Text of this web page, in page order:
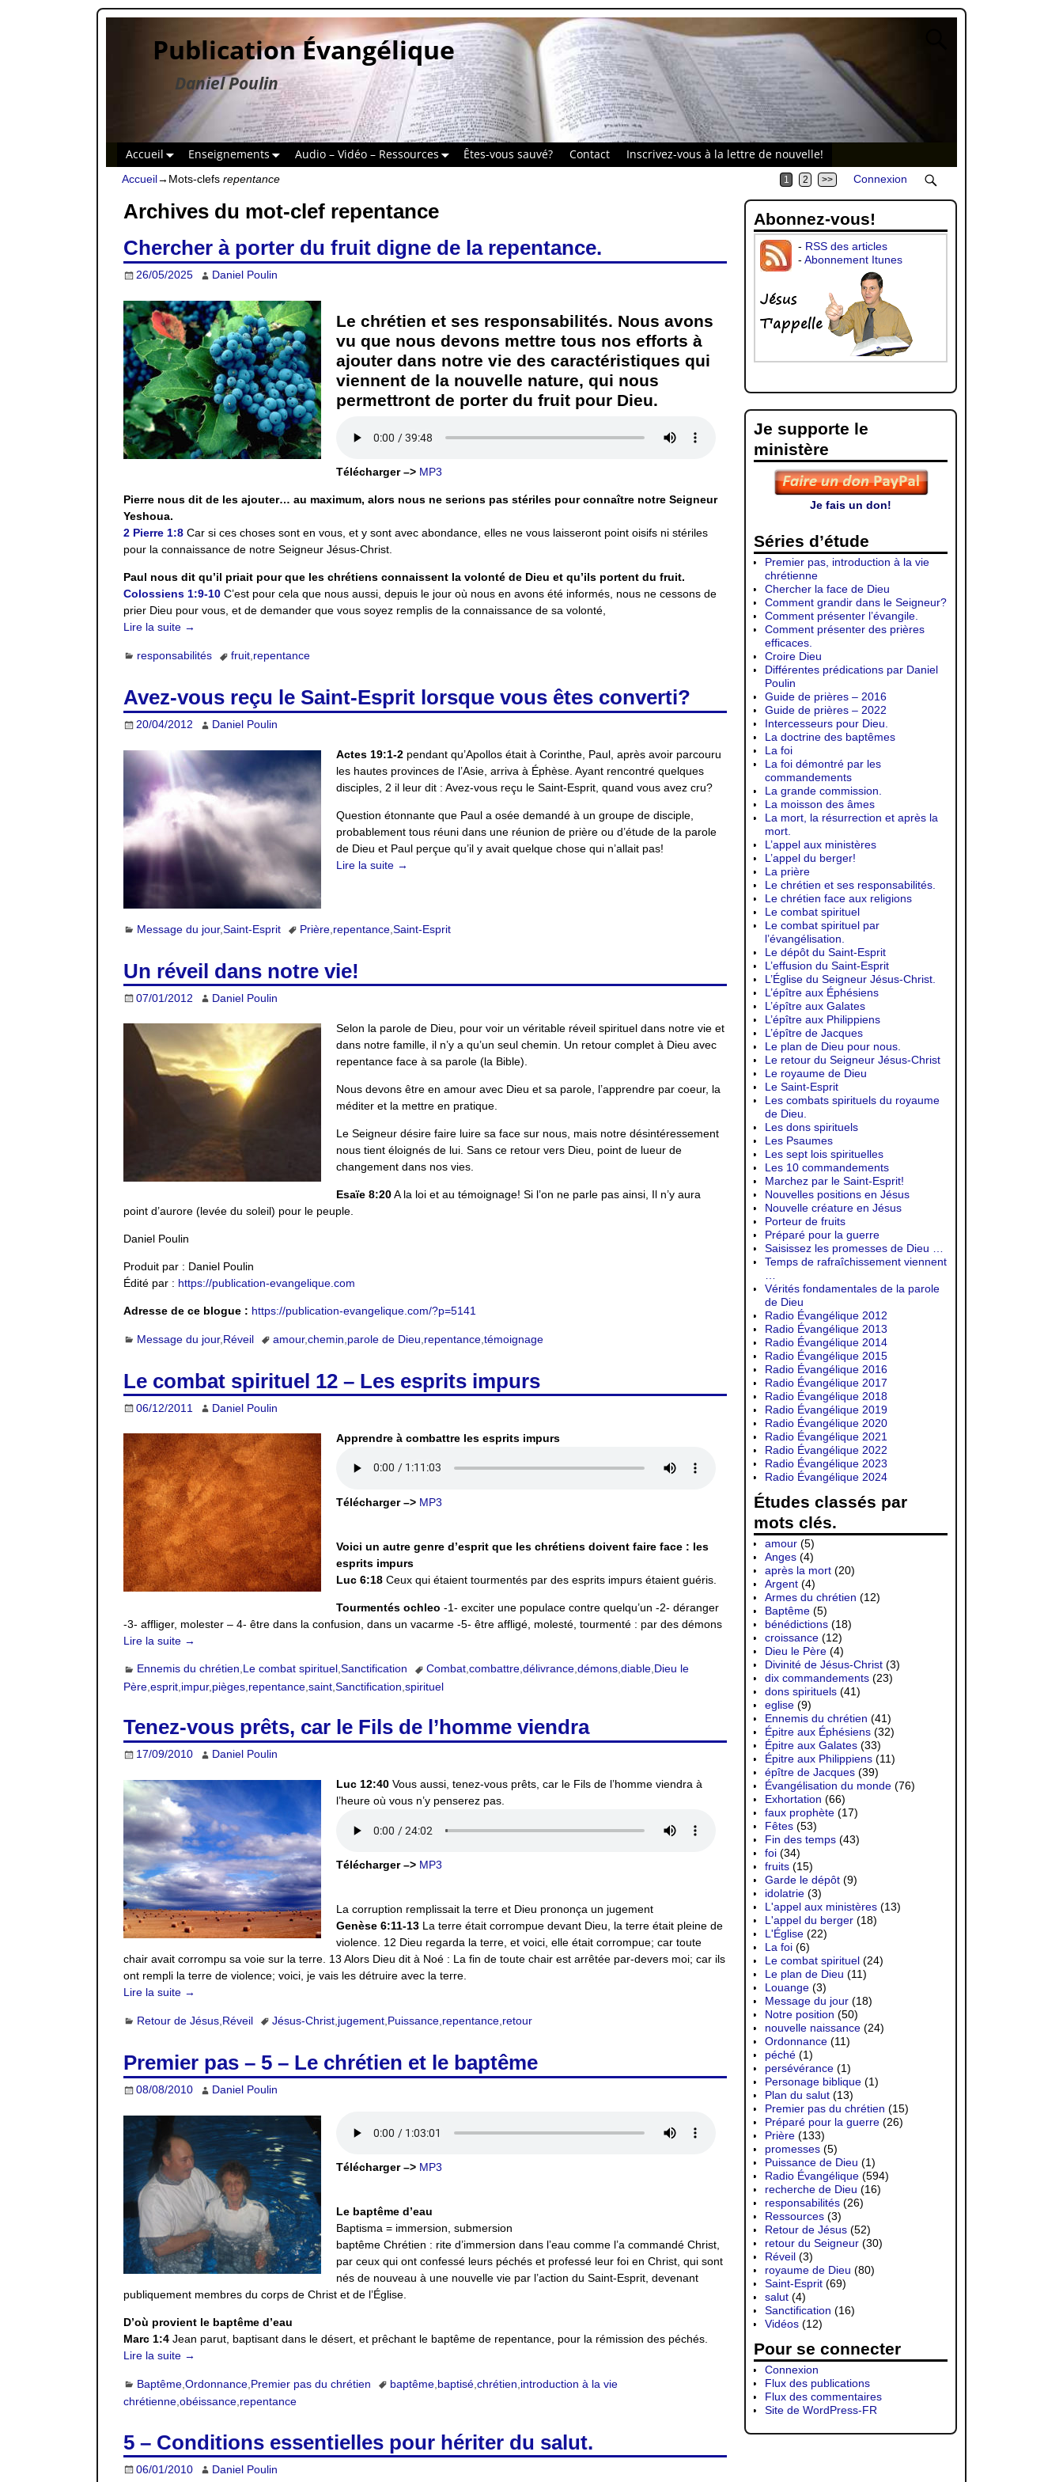
Publication Évangélique
Daniel Poulin
Accueil Enseignements Audio – Vidéo – Ressources Êtes-vous sauvé? Contact Inscrivez-vous à la lettre de nouvelle!
Accueil→Mots-clefs repentance 1 2 >> Connexion
Archives du mot-clef repentance
Chercher à porter du fruit digne de la repentance.
26/05/2025 Daniel Poulin
Le chrétien et ses responsabilités. Nous avons
vu que nous devons mettre tous nos efforts à
ajouter dans notre vie des caractéristiques qui
viennent de la nouvelle nature, qui nous
permettront de porter du fruit pour Dieu.
Télécharger –> MP3
Pierre nous dit de les ajouter… au maximum, alors nous ne serions pas stériles pour connaître notre Seigneur
Yeshoua.
2 Pierre 1:8Car si ces choses sont en vous, et y sont avec abondance, elles ne vous laisseront point oisifs ni stériles
pour la connaissance de notre Seigneur Jésus-Christ.
Paul nous dit qu’il priait pour que les chrétiens connaissent la volonté de Dieu et qu’ils portent du fruit.
Colossiens 1:9-10C’est pour cela que nous aussi, depuis le jour où nous en avons été informés, nous ne cessons de
prier Dieu pour vous, et de demander que vous soyez remplis de la connaissance de sa volonté,
Lire la suite →
responsabilités fruit,repentance
Avez-vous reçu le Saint-Esprit lorsque vous êtes converti?
20/04/2012 Daniel Poulin
Actes 19:1-2pendant qu’Apollos était à Corinthe, Paul, après avoir parcouru
les hautes provinces de l’Asie, arriva à Éphèse. Ayant rencontré quelques
disciples, 2 il leur dit : Avez-vous reçu le Saint-Esprit, quand vous avez cru?
Question étonnante que Paul a osée demandé à un groupe de disciple,
probablement tous réuni dans une réunion de prière ou d’étude de la parole
de Dieu et Paul perçue qu’il y avait quelque chose qui n’allait pas!
Lire la suite →
Message du jour,Saint-Esprit Prière, repentance, Saint-Esprit
Un réveil dans notre vie!
07/01/2012 Daniel Poulin
Selon la parole de Dieu, pour voir un véritable réveil spirituel dans notre vie et
dans notre famille, il n’y a qu’un seul chemin. Un retour complet à Dieu avec
repentance face à sa parole (la Bible).
Nous devons être en amour avec Dieu et sa parole, l’apprendre par coeur, la
méditer et la mettre en pratique.
Le Seigneur désire faire luire sa face sur nous, mais notre désintéressement
nous tient éloignés de lui. Sans ce retour vers Dieu, point de lueur de
changement dans nos vies.
Esaïe 8:20A la loi et au témoignage! Si l’on ne parle pas ainsi, Il n’y aura
point d’aurore (levée du soleil) pour le peuple.
Daniel Poulin
Produit par : Daniel Poulin
Édité par : https://publication-evangelique.com
Adresse de ce blogue : https://publication-evangelique.com/?p=5141
Message du jour, Réveil amour,chemin parole de Dieu repentance, témoignage
Le combat spirituel 12 – Les esprits impurs
06/12/2011 Daniel Poulin
Apprendre à combattre les esprits impurs
Télécharger –> MP3
Voici un autre genre d’esprit que les chrétiens doivent faire face : les
esprits impurs
Luc 6:18Ceux qui étaient tourmentés par des esprits impurs étaient guéris.
Tourmentés ochleo -1- exciter une populace contre quelqu’un -2- déranger
-3- affliger, molester – 4- être dans la confusion, dans un vacarme -5- être affligé, molesté, tourmenté : par des démons
Lire la suite →
Ennemis du chrétien,Le combat spirituel,Sanctification Combat,combattre,délivrance,démons,diable,Dieu le
Père, esprit, impur, pièges, repentance, saint, Sanctification spirituel
Tenez-vous prêts, car le Fils de l’homme viendra
17/09/2010 Daniel Poulin
Luc 12:40Vous aussi, tenez-vous prêts, car le Fils de l’homme viendra à
l’heure où vous n’y penserez pas.
Télécharger –> MP3
La corruption remplissait la terre et Dieu prononça un jugement
Genèse 6:11-13La terre était corrompue devant Dieu, la terre était pleine de
violence. 12 Dieu regarda la terre, et voici, elle était corrompue; car toute
chair avait corrompu sa voie sur la terre. 13 Alors Dieu dit à Noé : La fin de toute chair est arrêtée par-devers moi; car ils
ont rempli la terre de violence; voici, je vais les détruire avec la terre.
Lire la suite →
Retour de Jésus, Réveil Jésus-Christ, jugement, Puissance, repentance, retour
Premier pas – 5 – Le chrétien et le baptême
08/08/2010 Daniel Poulin
Télécharger –> MP3
Le baptême d’eau
Baptisma = immersion, submersion
baptême Chrétien : rite d’immersion dans l’eau comme l’a commandé Christ,
par ceux qui ont confessé leurs péchés et professé leur foi en Christ, qui sont
nés de nouveau à une nouvelle vie par l’action du Saint-Esprit, devenant
publiquement membres du corps de Christ et de l’Église.
D’où provient le baptême d’eau
Marc 1:4Jean parut, baptisant dans le désert, et prêchant le baptême de repentance, pour la rémission des péchés.
Lire la suite →
Baptême, Ordonnance, Premier pas du chrétien baptême, baptisé, chrétien introduction à la vie
chrétienne,obéissance,repentance
5 – Conditions essentielles pour hériter du salut.
06/01/2010 Daniel Poulin
Abonnez-vous!
- RSS des articles
-Abonnement Itunes
Je supporte le
ministère
Je fais un don!
Séries d’étude
Premier pas, introduction à la vie
chrétienne
Chercher la face de Dieu
Comment grandir dans le Seigneur?
Comment présenter l’évangile.
Comment présenter des prières
efficaces.
Croire Dieu
Différentes prédications par Daniel
Poulin
Guide de prières – 2016
Guide de prières – 2022
Intercesseurs pour Dieu.
La doctrine des baptêmes
La foi
La foi démontré par les
commandements
La grande commission.
La moisson des âmes
La mort, la résurrection et après la
mort.
L’appel aux ministères
L’appel du berger!
La prière
Le chrétien et ses responsabilités.
Le chrétien face aux religions
Le combat spirituel
Le combat spirituel par
l’évangélisation.
Le dépôt du Saint-Esprit
L’effusion du Saint-Esprit
L’Église du Seigneur Jésus-Christ.
L’épître aux Éphésiens
L’épître aux Galates
L’épître aux Philippiens
L’épître de Jacques
Le plan de Dieu pour nous.
Le retour du Seigneur Jésus-Christ
Le royaume de Dieu
Le Saint-Esprit
Les combats spirituels du royaume
de Dieu.
Les dons spirituels
Les Psaumes
Les sept lois spirituelles
Les 10 commandements
Marchez par le Saint-Esprit!
Nouvelles positions en Jésus
Nouvelle créature en Jésus
Porteur de fruits
Préparé pour la guerre
Saisissez les promesses de Dieu …
Temps de rafraîchissement viennent
…
Vérités fondamentales de la parole
de Dieu
Radio Évangélique 2012
Radio Évangélique 2013
Radio Évangélique 2014
Radio Évangélique 2015
Radio Évangélique 2016
Radio Évangélique 2017
Radio Évangélique 2018
Radio Évangélique 2019
Radio Évangélique 2020
Radio Évangélique 2021
Radio Évangélique 2022
Radio Évangélique 2023
Radio Évangélique 2024
Études classés par
mots clés.
amour (5)
Anges (4)
après la mort (20)
Argent (4)
Armes du chrétien (12)
Baptême (5)
bénédictions (18)
croissance (12)
Dieu le Père (4)
Divinité de Jésus-Christ (3)
dix commandements (23)
dons spirituels (41)
eglise (9)
Ennemis du chrétien (41)
Épitre aux Éphésiens (32)
Épitre aux Galates (33)
Épitre aux Philippiens (11)
épître de Jacques (39)
Évangélisation du monde (76)
Exhortation (66)
faux prophète (17)
Fêtes (53)
Fin des temps (43)
foi (34)
fruits (15)
Garde le dépôt (9)
idolatrie (3)
L'appel aux ministères (13)
L'appel du berger (18)
L'Église (22)
La foi (6)
Le combat spirituel (24)
Le plan de Dieu (11)
Louange (3)
Message du jour (18)
Notre position (50)
nouvelle naissance (24)
Ordonnance (11)
péché (1)
persévérance (1)
Personage biblique (1)
Plan du salut (13)
Premier pas du chrétien (15)
Préparé pour la guerre (26)
Prière (133)
promesses (5)
Puissance de Dieu (1)
Radio Évangélique (594)
recherche de Dieu (16)
responsabilités (26)
Ressources (3)
Retour de Jésus (52)
retour du Seigneur (30)
Réveil (3)
royaume de Dieu (80)
Saint-Esprit (69)
salut (4)
Sanctification (16)
Vidéos (12)
Pour se connecter
Connexion
Flux des publications
Flux des commentaires
Site de WordPress-FR